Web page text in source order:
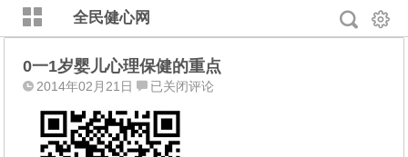
全民健心网
0一1岁婴儿心理保健的重点
2014年02月21日
0
1
岁
已关闭评论